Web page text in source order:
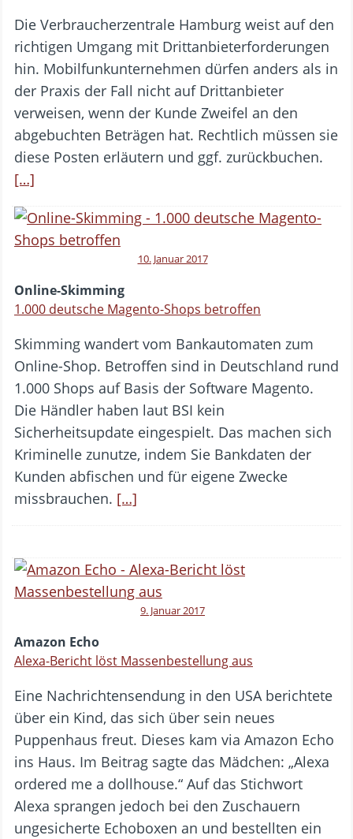
Die Verbraucherzentrale Hamburg weist auf den
richtigen Umgang mit Drittanbieterforderungen
hin. Mobilfunkunternehmen dürfen anders als in
der Praxis der Fall nicht auf Drittanbieter
verweisen, wenn der Kunde Zweifel an den
abgebuchten Beträgen hat. Rechtlich müssen sie
diese Posten erläutern und ggf. zurückbuchen.
[…]
10. Januar 2017
Online-Skimming
1.000 deutsche Magento-Shops betroffen
Skimming wandert vom Bankautomaten zum
Online-Shop. Betroffen sind in Deutschland rund
1.000 Shops auf Basis der Software Magento.
Die Händler haben laut BSI kein
Sicherheitsupdate eingespielt. Das machen sich
Kriminelle zunutze, indem Sie Bankdaten der
Kunden abfischen und für eigene Zwecke
missbrauchen. […]
9. Januar 2017
Amazon Echo
Alexa-Bericht löst Massenbestellung aus
Eine Nachrichtensendung in den USA berichtete
über ein Kind, das sich über sein neues
Puppenhaus freut. Dieses kam via Amazon Echo
ins Haus. Im Beitrag sagte das Mädchen: „Alexa
ordered me a dollhouse.“ Auf das Stichwort
Alexa sprangen jedoch bei den Zuschauern
ungesicherte Echoboxen an und bestellten ein